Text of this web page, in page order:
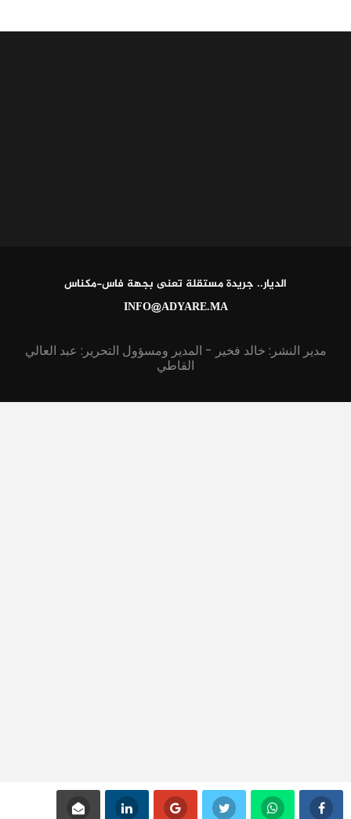
الديار.. جريدة مستقلة تعنى بجهة فاس-مكناس
INFO@ADYARE.MA
مدير النشر: خالد فخير - المدير ومسؤول التحرير: عبد العالي
القاطي